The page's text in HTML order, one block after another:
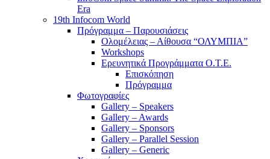
Era
19th Infocom World
Πρόγραμμα – Παρουσιάσεις
Ολομέλειας – Αίθουσα “ΟΛΥΜΠΙΑ”
Workshops
Ερευνητικά Προγράμματα Ο.Τ.Ε.
Επισκόπηση
Πρόγραμμα
Φωτογραφίες
Gallery – Speakers
Gallery – Awards
Gallery – Sponsors
Gallery – Parallel Session
Gallery – Generic